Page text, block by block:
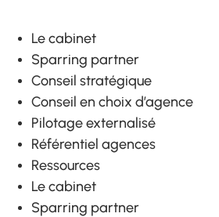
Le cabinet
Sparring partner
Conseil stratégique
Conseil en choix d’agence
Pilotage externalisé
Référentiel agences
Ressources
Le cabinet
Sparring partner